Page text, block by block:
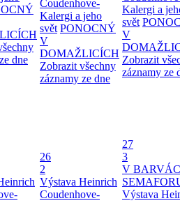
dne
Coudenhove-
Kalergi a jeho
svět PONOCNÝ
V
DOMAŽLICÍCH
Zobrazit všechny
záznamy ze dne
Kalergi a
svět
V
Zobrazit
záznamy ze
26
2
Výstava Heinrich
Coudenhove-
27
3
V
Výstava